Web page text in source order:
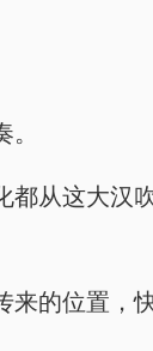
都从这大汉
的位置，